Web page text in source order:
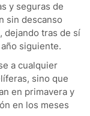
y seguras de
sin descanso
dejando tras de sí
siguiente.
a cualquier
sino que
en primavera y
en los meses